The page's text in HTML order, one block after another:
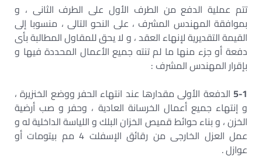
تتم عملية الدفع من الطرف الأول على الطرف الثانى ، و
بموافقة المهندس المشرف ، على النحو التالى ، منسوبا إلى
القيمة التقديرية لإنهاء العقد ، و لا يحق للمقاول المطالبة بأى
دفعة أو جزء منها ما لم تنته جميع الأعمال المحددة فيها و
بإقرار المهندس المشرف :
5-1 الدفعة الأولى مقدارها عند انتهاء الحفر ووضع الخنزيرة ،
و إنتهاء جميع أعمال الخرسانة العادية ، وحفر و صب أرضية
الخزن ، و بناء حوائط قميص الخزان البلك و اللياسة الداخلية له و
عمل العزل الخارجى من رقائق الإسفلت 4 مم بيتومات أو
عوازل .